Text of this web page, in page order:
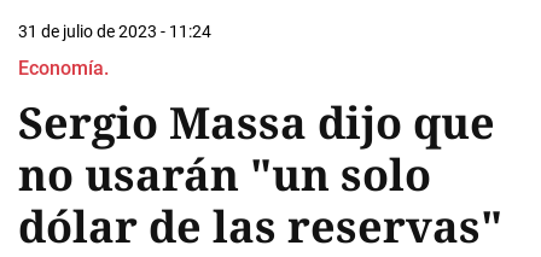
31 de julio de 2023 - 11:24
Economía.
Sergio Massa dijo que
no usarán "un solo
dólar de las reservas"